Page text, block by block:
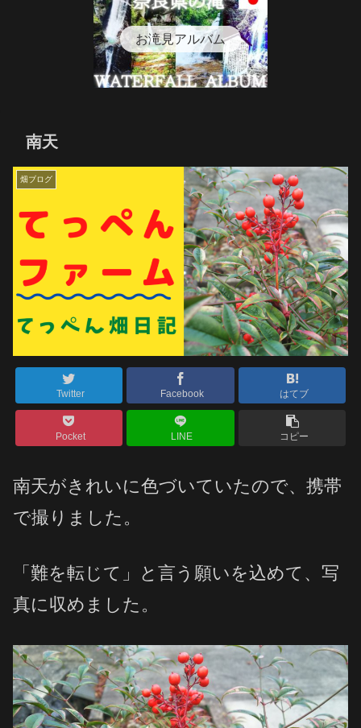
お滝見アルバム
南天
畑ブログ
Twitter Facebook はてブ
Pocket LINE コピー
南天がきれいに色づいていたので、携帯
で撮りました。
「難を転じて」と言う願いを込めて、写
真に収めました。